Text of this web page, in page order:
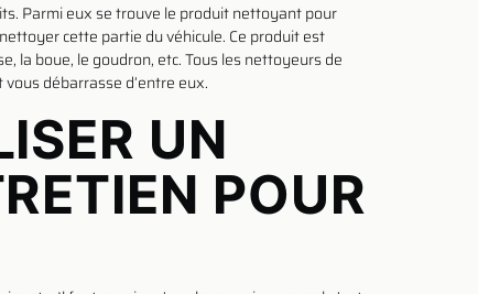
Parmi eux se trouve le produit nettoyant pour
cette partie du véhicule. Ce produit est
la boue, le goudron, etc. Tous les nettoyeurs de
débarrasse d’entre eux.
UN
POUR